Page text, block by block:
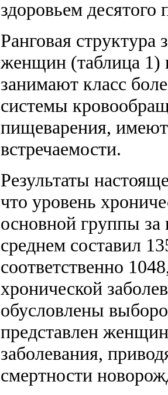
здоровьем
Ранговая структура
женщин (таблица 1)
занимают класс
системы
пищеварения,
встречаемости.
Результаты
что уровень
основной группы
среднем составил
соответственно
хронической
обусловлены
представлен
заболевания,
смертности